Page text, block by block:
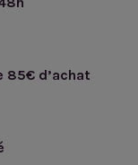
85€ d’achat